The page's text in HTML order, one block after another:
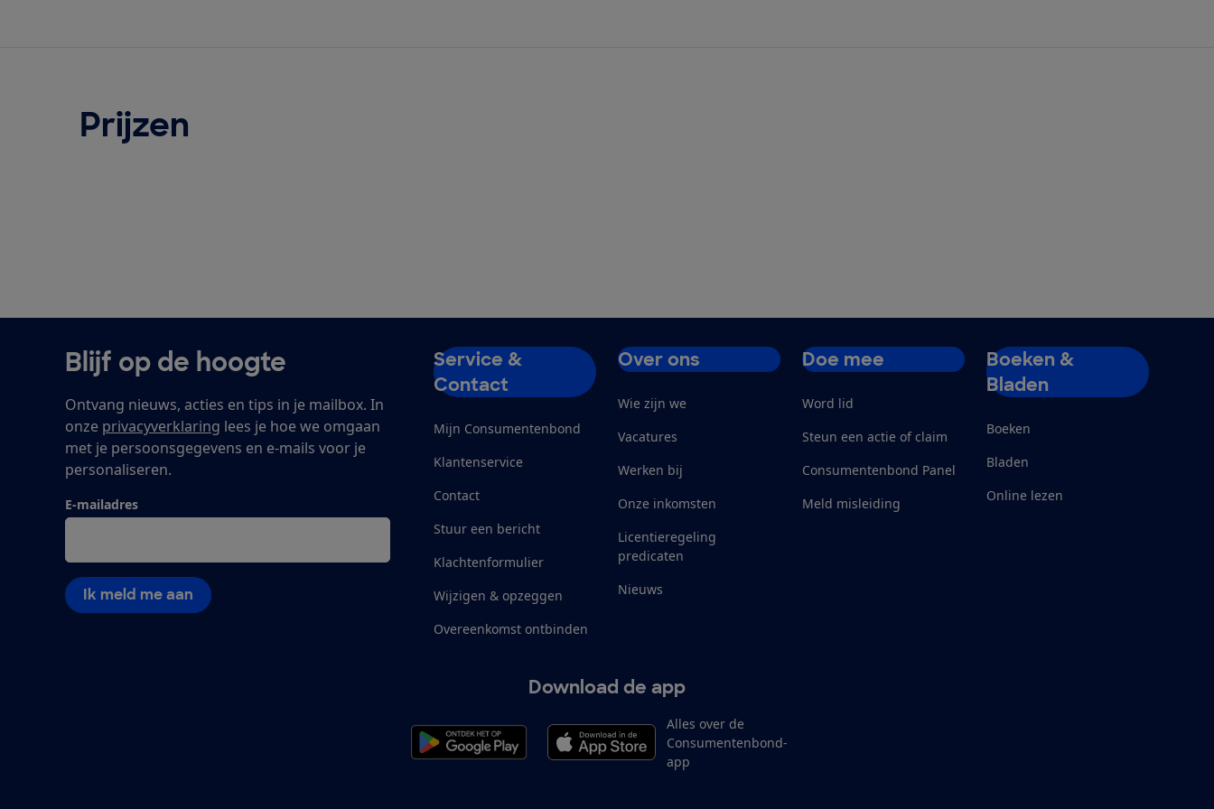
Prijzen
Blijf op de hoogte
Ontvang nieuws, acties en tips in je mailbox. In
onze privacyverklaring lees je hoe we omgaan
met je persoonsgegevens en e-mails voor je
personaliseren.
E-mailadres
Ik meld me aan
Service &
Contact
Mijn Consumentenbond
Klantenservice
Contact
Stuur een bericht
Klachtenformulier
Wijzigen & opzeggen
Overeenkomst ontbinden
Over ons
Wie zijn we
Vacatures
Werken bij
Onze inkomsten
Licentieregeling
predicaten
Nieuws
Doe mee
Word lid
Steun een actie of claim
Consumentenbond Panel
Meld misleiding
Boeken &
Bladen
Boeken
Bladen
Online lezen
Download de app
Alles over de
Consumentenbond-
app